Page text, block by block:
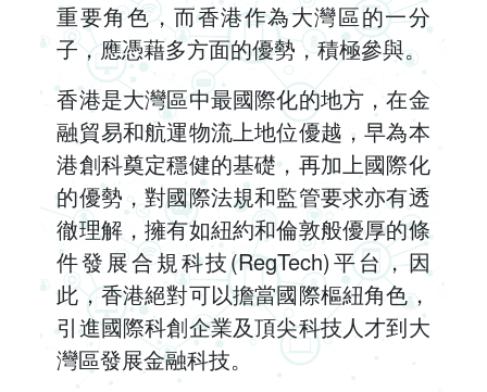
重要角色，而香港作為大灣區的一分
子，應憑藉多方面的優勢，積極參與。
香港是大灣區中最國際化的地方，在金
融貿易和航運物流上地位優越，早為本
港創科奠定穩健的基礎，再加上國際化
的優勢，對國際法規和監管要求亦有透
徹理解，擁有如紐約和倫敦般優厚的條
件發展合規科技(RegTech)平台，因
此，香港絕對可以擔當國際樞紐角色，
引進國際科創企業及頂尖科技人才到大
灣區發展金融科技。